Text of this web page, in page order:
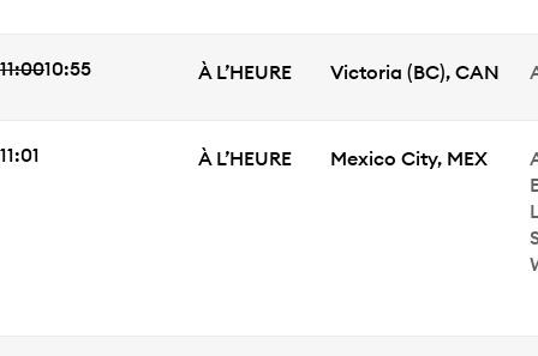
Heure de départ
11:0010:55 ÉTAT
À L’HEURE Ville
Victoria (BC),CAN
HEURE DE DÉPART
11:01 ÉTAT
À L’HEURE Ville
Mexico City, MEX